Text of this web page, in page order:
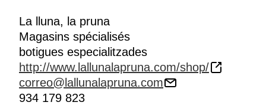
La lluna, la pruna
Magasins spécialisés
botigues especialitzades
http://www.lallunalapruna.com/shop/
correo@lallunalapruna.com
934 179 823